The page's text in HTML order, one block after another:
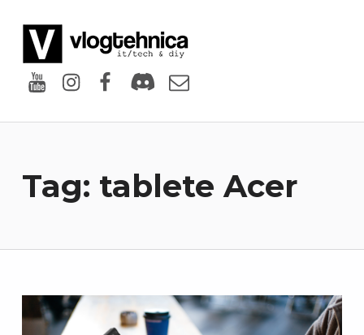
YoutubeInstagram
Facebook
DiscordEmail
Tag: tablete Acer